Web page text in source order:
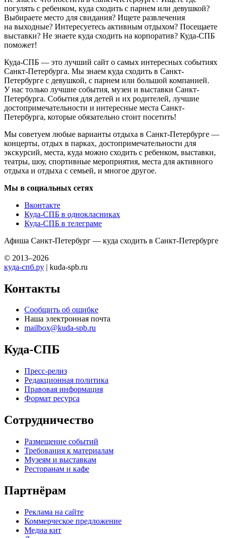
погулять с ребенком, куда сходить с парнем или девушкой?
Выбираете место для свидания? Ищете развлечения
на выходные? Интересуетесь активным отдыхом? Посещаете
выставки? Не знаете куда сходить на корпоратив? Куда-СПБ
поможет!
Куда-СПБ — это лучший сайт о самых интересных событиях
Санкт-Петербурга. Мы знаем куда сходить в Санкт-
Петербурге с девушкой, с парнем или большой компанией.
У нас только лучшие события, музеи и выставки Санкт-
Петербурга. События для детей и их родителей, лучшие
достопримечательности и интересные места Санкт-
Петербурга, которые обязательно стоит посетить!
Мы советуем любые варианты отдыха в Санкт-Петербурге —
концерты, отдых в парках, достопримечательности для
экскурсий, места, куда можно сходить с ребенком, выставки,
театры, шоу, спортивные мероприятия, места для активного
отдыха и отдыха с семьей, и многое другое.
Мы в социальных сетях
Вконтакте
Куда-СПБ в однокласниках
Куда-СПБ в телеграме
Афиша Санкт-Петербург — куда сходить в Санкт-Петербурге
© 2013–2026
куда-спб.ру | kuda-spb.ru
Контакты
Сообщить об ошибке
Наша электронная почта
mailbox@kuda-spb.ru
Куда-СПБ
Пресс-релиз
Редакционная политика
Правовая информация
Формат ресурса
Сотрудничество
Размещение событий
Требования к материалам
Музеям и выставкам
Ресторанам и кафе
Партнёрам
Реклама на сайте
Коммерческое предложение
Медиа кит